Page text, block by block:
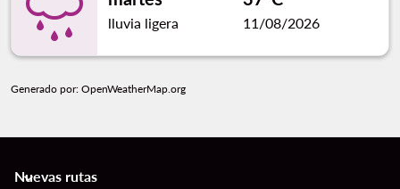
lluvia ligera 11/08/2026
Generado por: OpenWeatherMap.org
Nuevas rutas
keyboard_arrow_down